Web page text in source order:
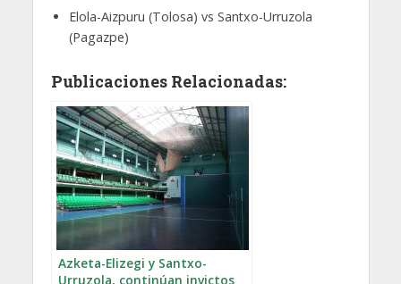
Elola-Aizpuru (Tolosa) vs Santxo-Urruzola
(Pagazpe)
Publicaciones Relacionadas:
Azketa-Elizegi y Santxo-
Urruzola, continúan invictos